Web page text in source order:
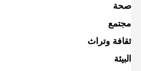
صحة
مجتمع
ثقافة وتراث
البيئة